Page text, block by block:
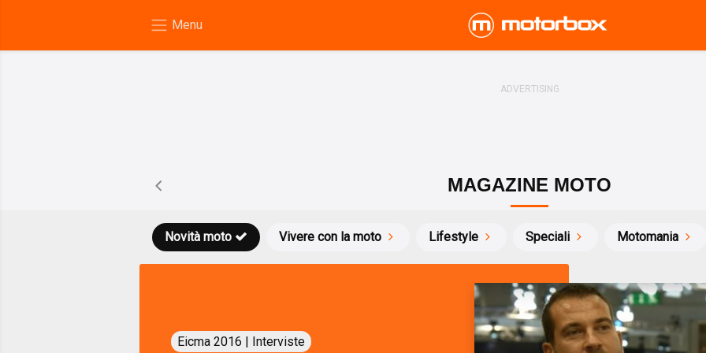
MAGAZINE MOTO
Novità moto Vivere con la moto Lifestyle Speciali Motomania
Eicma 2016 | Interviste